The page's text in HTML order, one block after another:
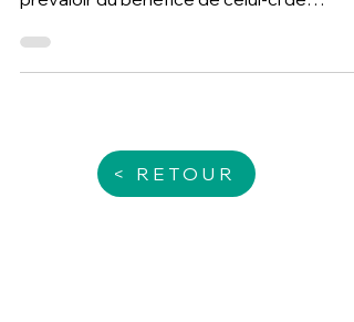
renonciation à son congé ?
En matière de bail commercial, l’auteur du
congé peut toujours renoncer à se